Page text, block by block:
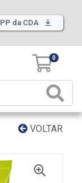
da CDA
0
VOLTAR